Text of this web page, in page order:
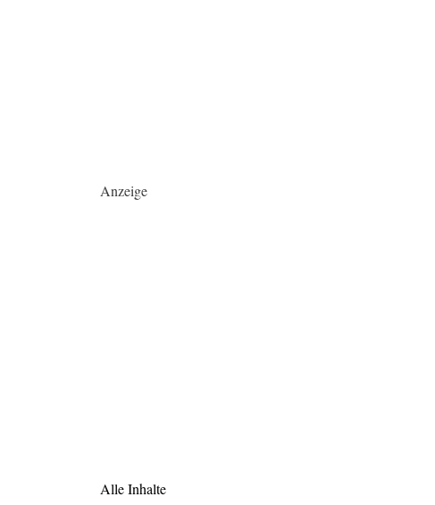
Anzeige
Alle Inhalte